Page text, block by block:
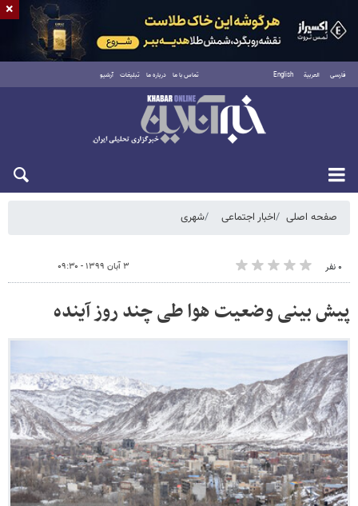
فارسی العربية English تماس با ما درباره ما تبلیغات آرشیو
جمعه ۱۶ مرداد ۱۴۰۵
صفحه اصلی اخبار اجتماعی شهری
۰ نفر ۳ آبان ۱۳۹۹ - ۰۹:۳۰
پیش بینی وضعیت هوا طی چند روز آینده
×